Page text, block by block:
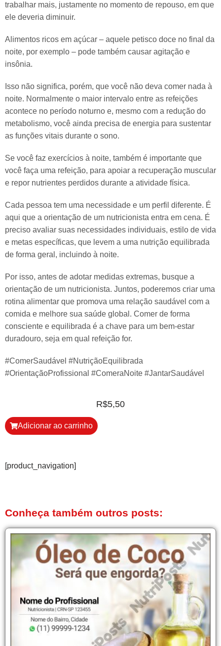
trabalhar mais, justamente no momento de repouso, em que
ele deveria diminuir.
Alimentos ricos em açúcar – aquele petisco doce no final da
noite, por exemplo – pode também causar agitação e
insônia.
Isso não significa, porém, que você não deva comer nada à
noite. Normalmente o maior intervalo entre as refeições
acontece no período noturno e, mesmo com a redução do
metabolismo, você ainda precisa de energia para sustentar
as funções vitais durante o sono.
Se você faz exercícios à noite, também é importante que
você faça uma refeição, para apoiar a recuperação muscular
e repor nutrientes perdidos durante a atividade física.
Cada pessoa tem uma necessidade e um perfil diferente. É
aqui que a orientação de um nutricionista entra em cena. É
preciso avaliar suas necessidades individuais, estilo de vida
e metas específicas, que levem a uma nutrição equilibrada
de forma geral, incluindo à noite.
Por isso, antes de adotar medidas extremas, busque a
orientação de um nutricionista. Juntos, poderemos criar uma
rotina alimentar que promova uma relação saudável com a
comida e melhore sua saúde global. Comer de forma
consciente e equilibrada é a chave para um bem-estar
duradouro, seja em qual refeição for. ️
#ComerSaudável #NutriçãoEquilibrada
#OrientaçãoProfissional #ComeraNoite #JantarSaudável
R$5,50
Adicionar ao carrinho
[product_navigation]
Conheça também outros posts: